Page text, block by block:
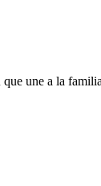
une a la